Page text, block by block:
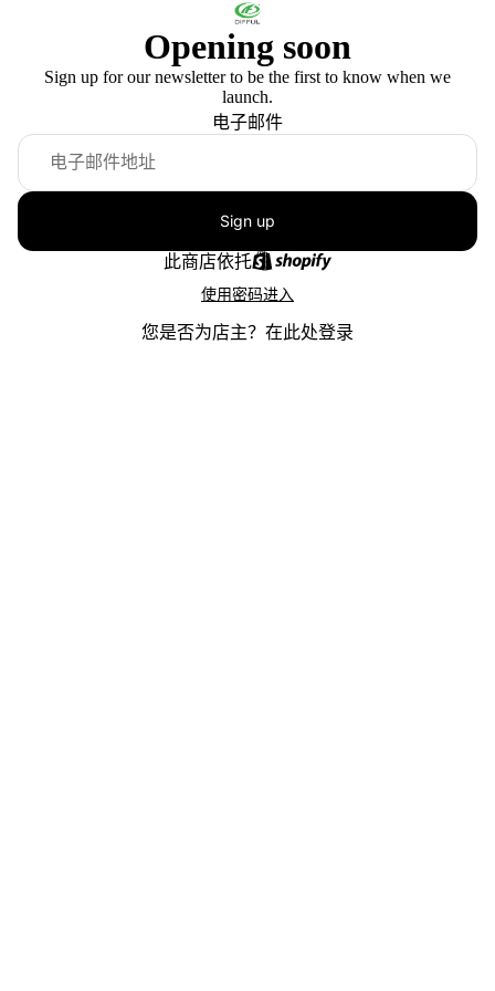
Opening soon
Sign up for our newsletter to be the first to know when we
launch.
电子邮件
Sign up
此商店依托
使用密码进入
您是否为店主？ 在此处登录